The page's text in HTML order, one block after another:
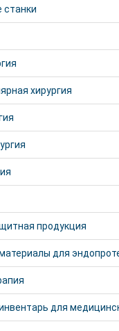
станки
хирургия
продукция
для
для